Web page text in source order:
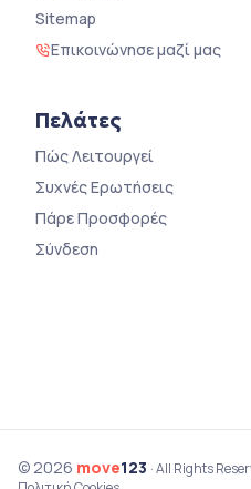
Sitemap
Επικοινώνησε μαζί μας
Πελάτες
Πώς Λειτουργεί
Συχνές Ερωτήσεις
Πάρε Προσφορές
Σύνδεση
© 2026 move123 · All Rights